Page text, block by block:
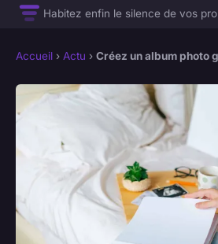
Habitez enfin le silence de vos
Accueil › Actu › Créez un album photo